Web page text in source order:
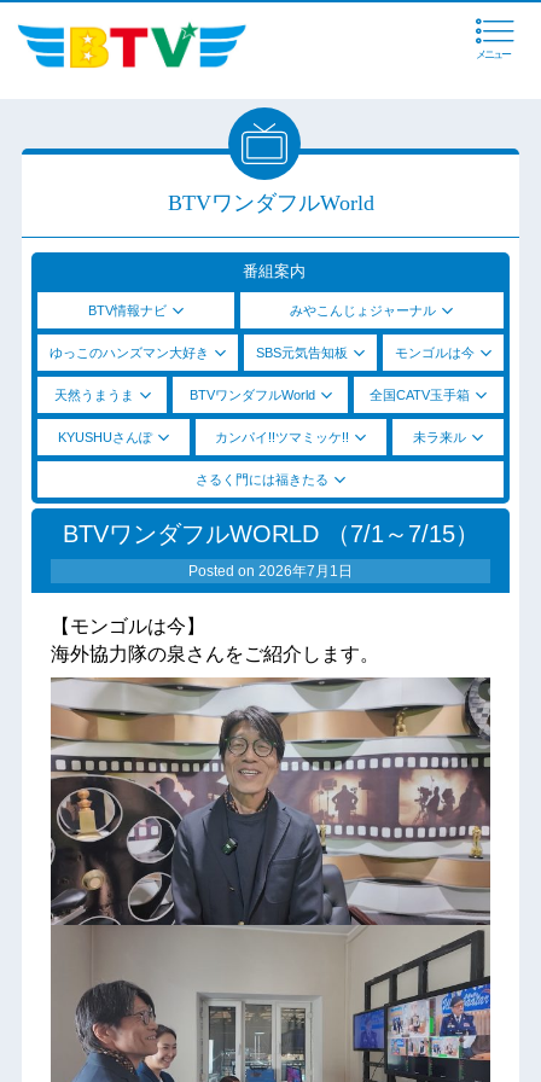
メニュー
BTVワンダフルWorld
番組案内
BTV情報ナビ みやこんじょジャーナル
ゆっこのハンズマン大好き SBS元気告知板 モンゴルは今
天然うまうま BTVワンダフルWorld 全国CATV玉手箱
KYUSHUさんぽ カンパイ!!ツマミッケ!! 未ラ来ル
さるく門には福きたる
BTVワンダフルWORLD （7/1～7/15）
Posted on 2026年7月1日
【モンゴルは今】
海外協力隊の泉さんをご紹介します。